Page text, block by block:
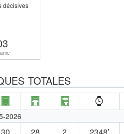
décisives
TOTALES
2026
30 28 2 2348′